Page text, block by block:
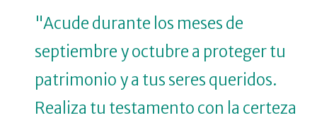
"Acude durante los meses de
septiembre y octubre a proteger tu
patrimonio y a tus seres queridos.
Realiza tu testamento con la certeza